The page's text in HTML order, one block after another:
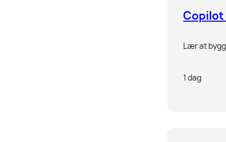
Copilot
Lær at
1 dag